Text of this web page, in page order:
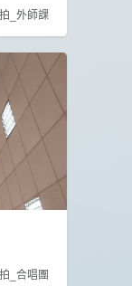
_外師課
_合唱團